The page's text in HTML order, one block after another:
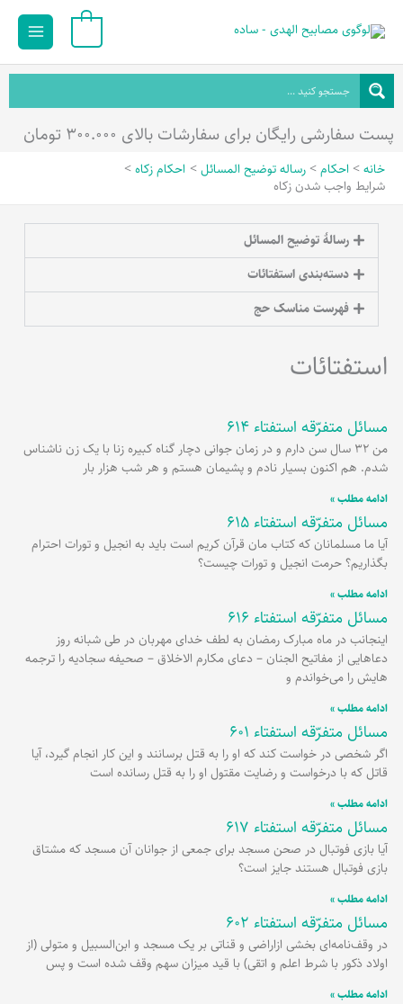
محتوا
Main
پست سفارشی رایگان برای سفارشات بالای ۳۰۰.۰۰۰ تومان
خانه احکام رساله توضیح المسائل
احکام زکاه
شرایط واجب شدن زکاه
رسالۀ توضیح المسائل
دسته‌بندی استفتائات
فهرست مناسک حج
استفتائات
مسائل متفرّقه استفتاء 614
من 32 سال سن دارم و در زمان جوانی دچار گناه کبیره زنا با یک زن ناشناس
شدم. هم اکنون بسیار نادم و پشیمان هستم و هر شب هزار بار
ادامه مطلب »
مسائل متفرّقه استفتاء 615
آیا ما مسلمانان که کتاب مان قرآن کریم است باید به انجیل و تورات احترام
بگذاریم؟ حرمت انجیل و تورات چیست؟
ادامه مطلب »
مسائل متفرّقه استفتاء 616
اینجانب در ماه مبارک رمضان به لطف خدای مهربان در طی شبانه روز
دعاهایی از مفاتیح الجنان – دعای مکارم الاخلاق – صحیفه سجادیه را ترجمه
هایش را می‌خواندم و
ادامه مطلب »
مسائل متفرّقه استفتاء 601
اگر شخصی در خواست کند که او را به قتل برسانند و این کار انجام گیرد، آیا
قاتل که با درخواست و رضایت مقتول او را به قتل رسانده است
ادامه مطلب »
مسائل متفرّقه استفتاء 617
آیا بازی فوتبال در صحن مسجد برای جمعی از جوانان آن مسجد که مشتاق
بازی فوتبال هستند جایز است؟
ادامه مطلب »
مسائل متفرّقه استفتاء 602
در وقف‌نامه‌ای بخشی ازاراضی و قناتی بر یک مسجد و ابن‌السبیل و متولی (از
اولاد ذکور با شرط اعلم و اتقی) با قید میزان سهم وقف شده است و پس
ادامه مطلب »
برگهبرگهبرگهبرگه برگه